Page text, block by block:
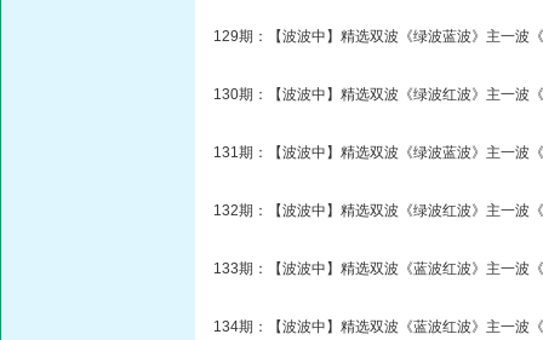
129期：【波波中】精选双波《绿波蓝波》主一波
130期：【波波中】精选双波《绿波红波》主一波
131期：【波波中】精选双波《绿波蓝波》主一波
132期：【波波中】精选双波《绿波红波》主一波
133期：【波波中】精选双波《蓝波红波》主一波
134期：【波波中】精选双波《蓝波红波》主一波